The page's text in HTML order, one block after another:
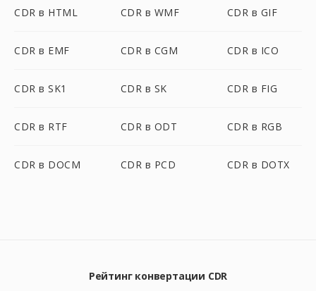
CDR в HTML CDR в WMF CDR в GIF
CDR в EMF CDR в CGM CDR в ICO
CDR в SK1 CDR в SK CDR в FIG
CDR в RTF CDR в ODT CDR в RGB
CDR в DOCM CDR в PCD CDR в DOTX
Рейтинг конвертации CDR